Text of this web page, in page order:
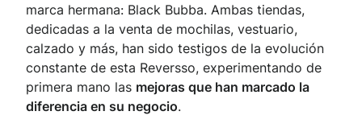
marca hermana: Black Bubba. Ambas tiendas,
dedicadas a la venta de mochilas, vestuario,
calzado y más, han sido testigos de la evolución
constante de esta Reversso, experimentando de
primera mano las mejoras que han marcado la
diferencia en su negocio.